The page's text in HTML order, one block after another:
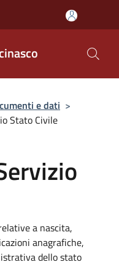
e dati >
Stato Civile
a nascita,
anagrafiche,
dello stato